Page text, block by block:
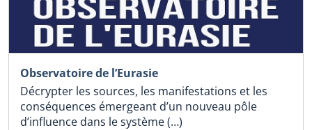
Observatoire de l’Eurasie
Décrypter les sources, les manifestations et les
conséquences émergeant d’un nouveau pôle
d’influence dans le système (…)